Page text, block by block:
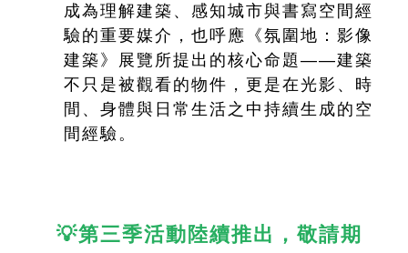
成為理解建築、感知城市與書寫空間經
驗的重要媒介，也呼應《氛圍地：影像
建築》展覽所提出的核心命題——建築
不只是被觀看的物件，更是在光影、時
間、身體與日常生活之中持續生成的空
間經驗。
💡第三季活動陸續推出，敬請期